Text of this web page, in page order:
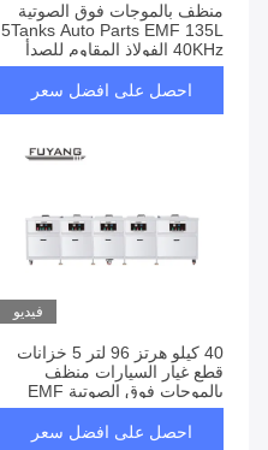
منظف ​​بالموجات فوق الصوتية
5Tanks Auto Parts EMF 135L
40KHz الفولاذ المقاوم للصدأ
SUS304
احصل على افضل سعر
فيديو
40 كيلو هرتز 96 لتر 5 خزانات
قطع غيار السيارات منظف
بالموجات فوق الصوتية EMF
800 * 300 * 400 مم
احصل على افضل سعر